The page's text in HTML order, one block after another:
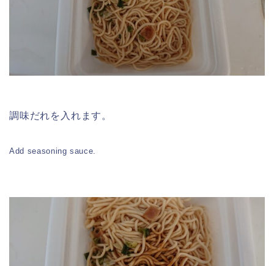
調味だれを入れます。
Add seasoning sauce.